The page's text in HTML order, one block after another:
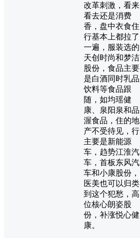
改革刺激，看来
看去还是消费
香，盘中衣食住
行基本上都拉了
一遍，服装选的
天创时尚和梦洁
股份，食品主要
是白酒同时乳品
饮料等食品跟
随，如均瑶健
康、泉阳泉和品
渥食品，住的地
产不受待见，行
主要是新能源
车，趋势江淮汽
车，首板东风汽
车和小康股份，
医美也可以归类
到这个犯愁，高
位核心朗姿股
份，补涨悦心健
康。